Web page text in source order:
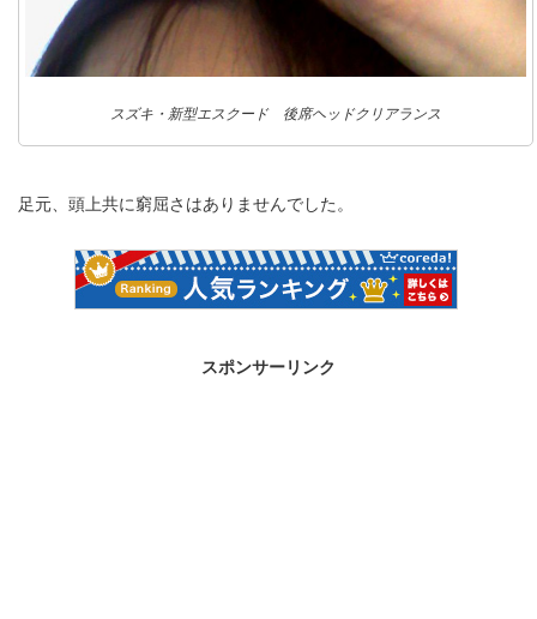
スズキ・新型エスクード 後席ヘッドクリアランス
足元、頭上共に窮屈さはありませんでした。
スポンサーリンク